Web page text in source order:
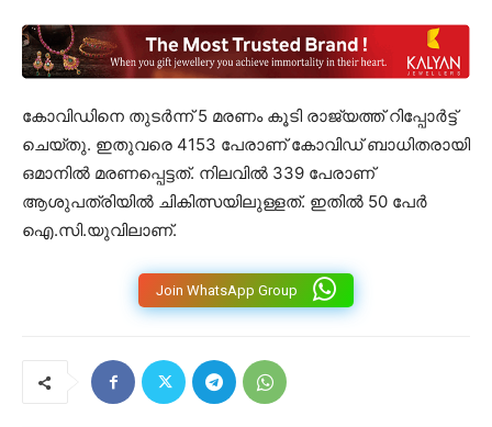
കോവിഡിനെ തുടർന്ന് 5 മരണം കൂടി രാജ്യത്ത് റിപ്പോർട്ട്
ചെയ്തു. ഇതുവരെ 4153 പേരാണ് കോവിഡ് ബാധിതരായി
ഒമാനിൽ മരണപ്പെട്ടത്. നിലവിൽ 339 പേരാണ്
ആശുപത്രിയിൽ ചികിത്സയിലുള്ളത്. ഇതിൽ 50 പേർ
ഐ.സി.യുവിലാണ്.
Join WhatsApp Group